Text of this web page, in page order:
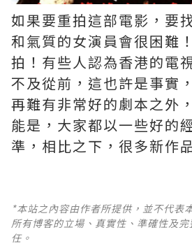
如果要重拍這部電影，要
和氣質的女演員會很困難
拍！有些人認為香港的電
不及從前，這也許是事實
再難有非常好的劇本之外
能是，大家都以一些好的
準，相比之下，很多新作
*本站之內容由作者所提供，並不代表
所有博客的立場、真實性、準確性及
任。